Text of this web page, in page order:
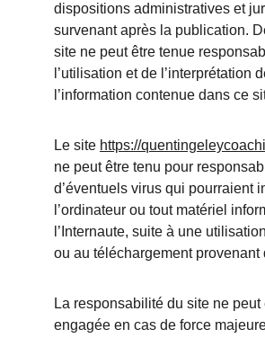
dispositions administratives et
survenant après la publication.
site ne peut être tenue
l’utilisation et de l’interprétation
l’information contenue dans ce
Le site https://
ne peut être tenu pour
d’éventuels virus qui pourraient
l’ordinateur ou tout matériel
l’Internaute, suite à une
ou au téléchargement provenant
La responsabilité du site ne peut
engagée en cas de force